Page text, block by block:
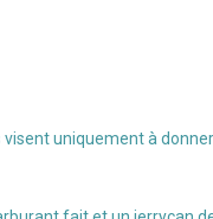
uniquement à